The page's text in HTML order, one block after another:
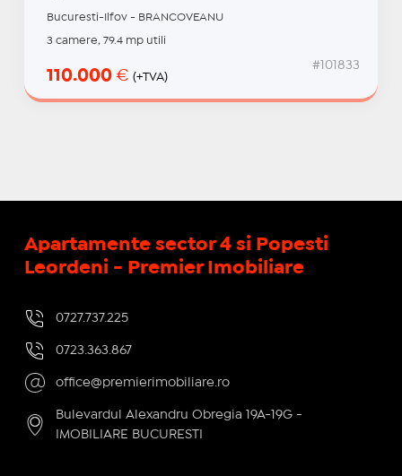
Bucuresti-Ilfov - BRANCOVEANU
3 camere, 79.4 mp utili
110.000 € (+TVA)
#101833
Apartamente sector 4 si Popesti
Leordeni - Premier Imobiliare
0727.737.225
0723.363.867
office@premierimobiliare.ro
Bulevardul Alexandru Obregia 19A-19G -
IMOBILIARE BUCURESTI